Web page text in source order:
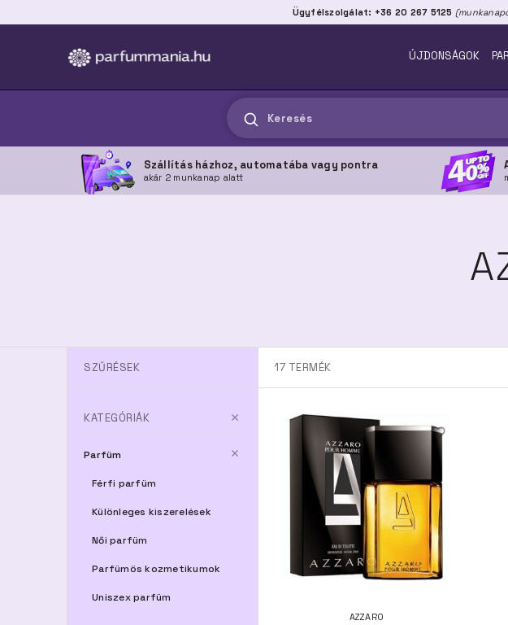
Ügyfélszolgálat: +36 20 267 5125
ÚJDONSÁGOK
Keresés
Szállítás házhoz, automatába vagy pontra
akár 2 munkanap alatt
SZŰRÉSEK
KATEGÓRIÁK
Parfüm
Férfi parfüm
Különleges kiszerelések
Női parfüm
Parfümös kozmetikumok
Uniszex parfüm
17 TERMÉK
AZZARO